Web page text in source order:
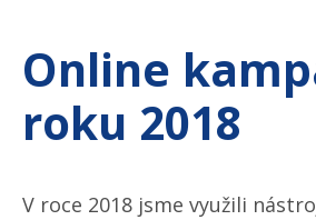
Online
roku 2018
V roce 2018 jsme využili